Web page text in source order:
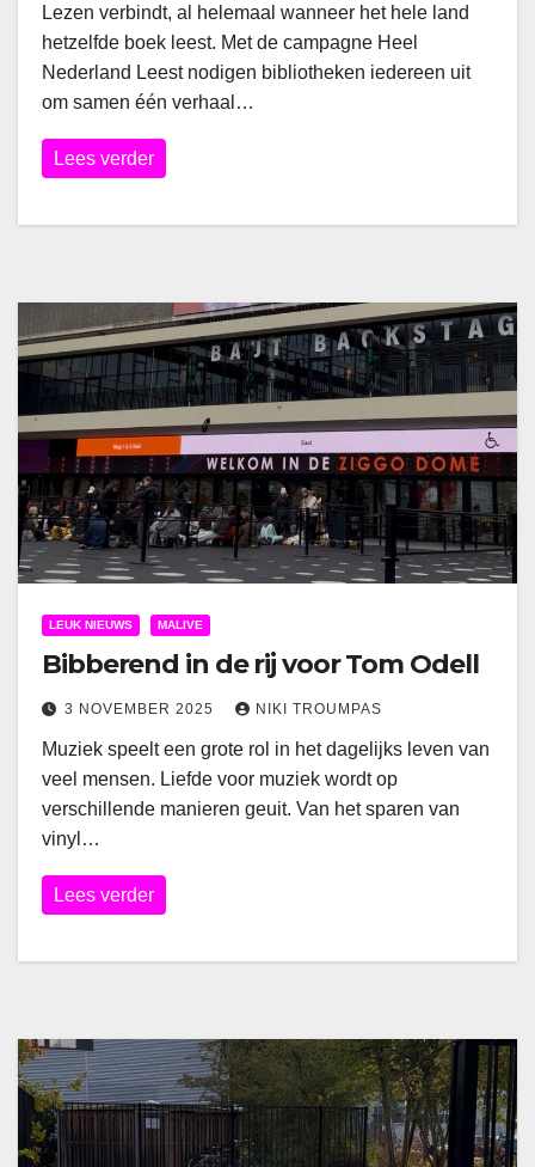
Lezen verbindt, al helemaal wanneer het hele land
hetzelfde boek leest. Met de campagne Heel
Nederland Leest nodigen bibliotheken iedereen uit
om samen één verhaal…
Lees verder
LEUK NIEUWS MALIVE
Bibberend in de rij voor Tom Odell
3 NOVEMBER 2025 NIKI TROUMPAS
Muziek speelt een grote rol in het dagelijks leven van
veel mensen. Liefde voor muziek wordt op
verschillende manieren geuit. Van het sparen van
vinyl…
Lees verder